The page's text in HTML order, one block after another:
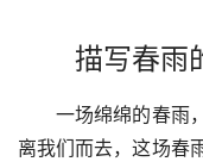
描写春雨
一场绵绵的春雨，
离我们而去，这场春